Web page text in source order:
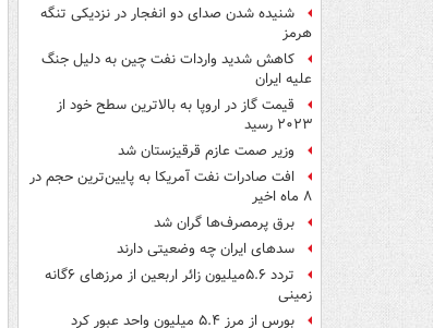
شنیده شدن صدای دو انفجار در نزدیکی تنگه
هرمز
کاهش شدید واردات نفت چین به دلیل جنگ
علیه ایران
قیمت گاز در اروپا به بالاترین سطح خود از
۲۰۲۳ رسید
وزیر صمت عازم قرقیزستان شد
افت صادرات نفت آمریکا به پایین‌ترین حجم در
۸ ماه اخیر
برق پرمصرف‌ها گران شد
سدهای ایران چه وضعیتی دارند
تردد ۵.۶میلیون زائر اربعین از مرزهای ۶گانه
زمینی
بورس از مرز ۵.۴ میلیون واحد عبور کرد